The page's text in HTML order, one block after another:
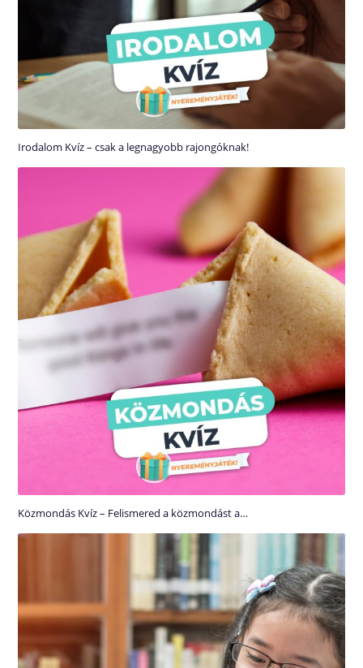
Irodalom Kvíz – csak a legnagyobb rajongóknak!
Közmondás Kvíz – Felismered a közmondást a…